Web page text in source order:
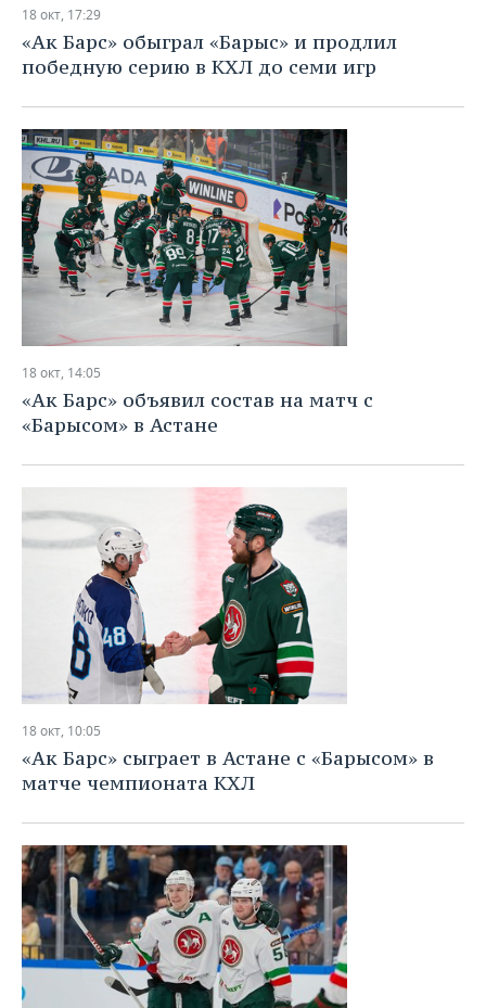
18 окт, 17:29
«Ак Барс» обыграл «Барыс» и продлил
победную серию в КХЛ до семи игр
18 окт, 14:05
«Ак Барс» объявил состав на матч с
«Барысом» в Астане
18 окт, 10:05
«Ак Барс» сыграет в Астане с «Барысом» в
матче чемпионата КХЛ